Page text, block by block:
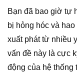
Bạn đã bao giờ tự
bị hỏng hóc và
xuất phát từ nhiều
vấn đề này là cực
động của hệ thống